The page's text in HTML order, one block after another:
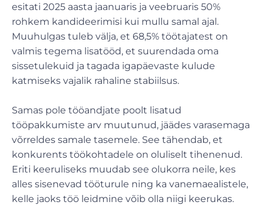
esitati 2025 aasta jaanuaris ja veebruaris 50%
rohkem kandideerimisi kui mullu samal ajal.
Muuhulgas tuleb välja, et 68,5% töötajatest on
valmis tegema lisatööd, et suurendada oma
sissetulekuid ja tagada igapäevaste kulude
katmiseks vajalik rahaline stabiilsus.
Samas pole tööandjate poolt lisatud
tööpakkumiste arv muutunud, jäädes varasemaga
võrreldes samale tasemele. See tähendab, et
konkurents töökohtadele on oluliselt tihenenud.
Eriti keeruliseks muudab see olukorra neile, kes
alles sisenevad tööturule ning ka vanemaealistele,
kelle jaoks töö leidmine võib olla niigi keerukas.